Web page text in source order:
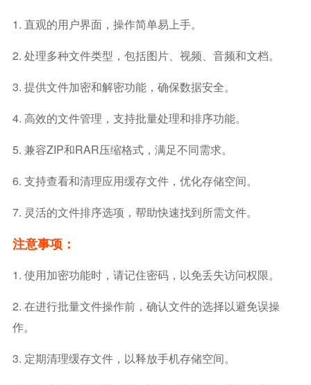
1. 直观的用户界面，操作简单易上手。
2. 处理多种文件类型，包括图片、视频、音频和文档。
3. 提供文件加密和解密功能，确保数据安全。
4. 高效的文件管理，支持批量处理和排序功能。
5. 兼容ZIP和RAR压缩格式，满足不同需求。
6. 支持查看和清理应用缓存文件，优化存储空间。
7. 灵活的文件排序选项，帮助快速找到所需文件。
注意事项：
1. 使用加密功能时，请记住密码，以免丢失访问权限。
2. 在进行批量文件操作前，确认文件的选择以避免误操
作。
3. 定期清理缓存文件，以释放手机存储空间。